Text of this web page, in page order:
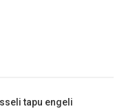
tapu engeli